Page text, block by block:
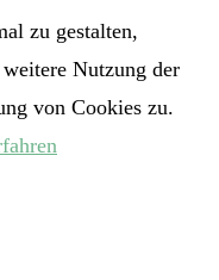
zu gestalten,
Nutzung der
von Cookies zu.